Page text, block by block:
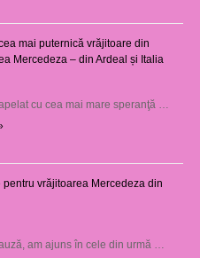
mai puternică vrăjitoare din
Mercedeza – din Ardeal și Italia
cu cea mai mare speranţă …
pentru vrăjitoarea Mercedeza din
am ajuns în cele din urmă …